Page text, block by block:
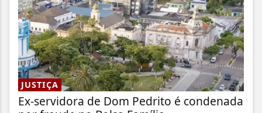
JUSTIÇA
Ex-servidora de Dom Pedrito é condenada